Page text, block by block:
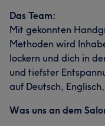
Das Team:
Mit gekonnten
Methoden wird
lockern und dich in
und tiefster
auf Deutsch,
Was uns an dem